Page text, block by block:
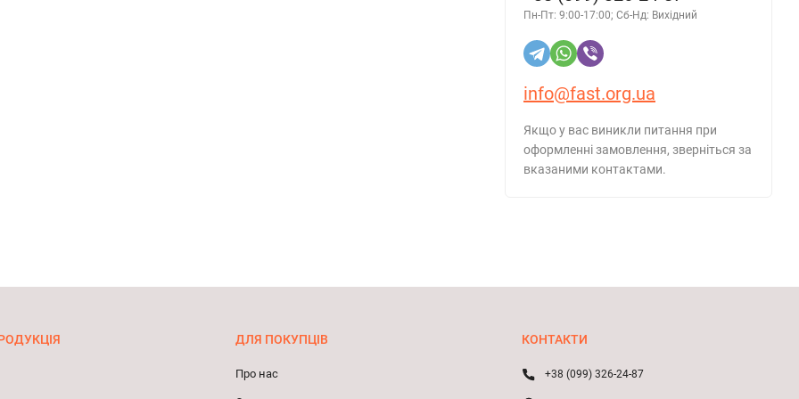
Пн-Пт: 9:00-17:00; Сб-Нд: Вихідний
info@fast.org.ua
Якщо у вас виникли питання при
оформленні замовлення, зверніться за
вказаними контактами.
ДЛЯ ПОКУПЦІВ
Про нас
КОНТАКТИ
+38 (099) 326-24-87